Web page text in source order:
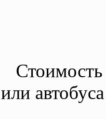
Стоимость
или